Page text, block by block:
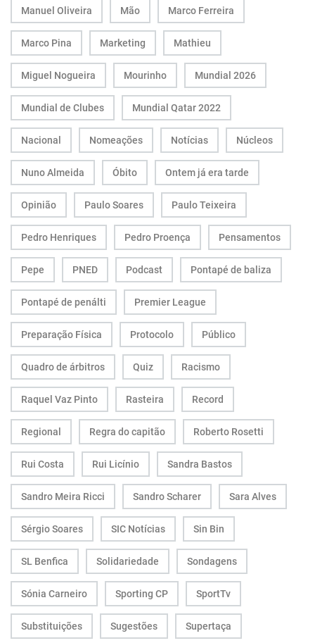
Manuel Oliveira Mão Marco Ferreira
Marco Pina Marketing Mathieu
Miguel Nogueira Mourinho Mundial 2026
Mundial de Clubes Mundial Qatar 2022
Nacional Nomeações Notícias Núcleos
Nuno Almeida Óbito Ontem já era tarde
Opinião Paulo Soares Paulo Teixeira
Pedro Henriques Pedro Proença Pensamentos
Pepe PNED Podcast Pontapé de baliza
Pontapé de penálti Premier League
Preparação Física Protocolo Público
Quadro de árbitros Quiz Racismo
Raquel Vaz Pinto Rasteira Record
Regional Regra do capitão Roberto Rosetti
Rui Costa Rui Licínio Sandra Bastos
Sandro Meira Ricci Sandro Scharer Sara Alves
Sérgio Soares SIC Notícias Sin Bin
SL Benfica Solidariedade Sondagens
Sónia Carneiro Sporting CP SportTv
Substituições Sugestões Supertaça